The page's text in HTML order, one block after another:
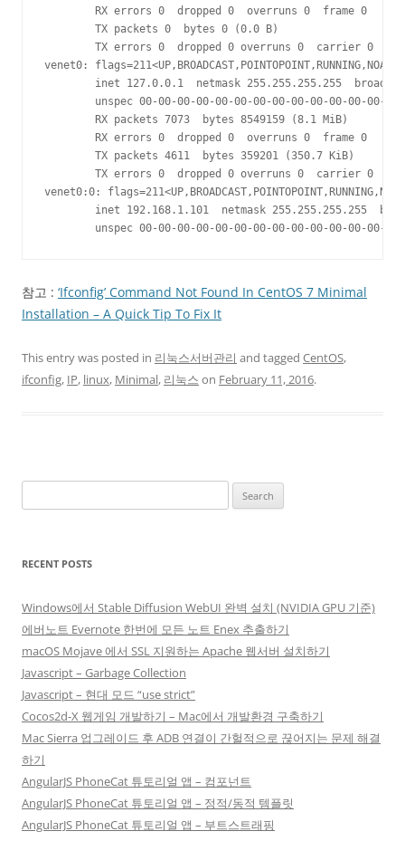
        RX errors 0  dropped 0  overruns 0  frame 0
        TX packets 0  bytes 0 (0.0 B)
TX errors 0  dropped 0 overruns 0  carrier 0
venet0:
inet 127.0.0.1  netmask 255.255.255.255
unspec 00-00-00-00-00-00-00-00-00-00-00-00-00-
        RX packets 7073  bytes 8549159 (8.1 MiB)
        RX errors 0  dropped 0  overruns 0  frame 0
        TX packets 4611  bytes 359201 (350.7 KiB)
TX errors 0  dropped 0 overruns 0  carrier 0
venet0:0:
inet 192.168.1.101  netmask 255.255.255.255
unspec 00-00-00-00-00-00-00-00-00-00-00-00-00-
참고 : ‘Ifconfig’ Command Not Found In CentOS 7 Minimal
Installation – A Quick Tip To Fix It
This entry was posted in 리눅스서버관리 and tagged CentOS,
ifconfig, IP, linux, Minimal, 리눅스 on February 11, 2016.
for:
RECENT POSTS
Windows에서 Stable Diffusion WebUI 완벽 설치 (NVIDIA GPU 기준)
에버노트 Evernote 한번에 모든 노트 Enex 추출하기
macOS Mojave 에서 SSL 지원하는 Apache 웹서버 설치하기
Javascript – Garbage Collection
Javascript – 현대 모드 “use strict”
Cocos2d-X 웹게임 개발하기 – Mac에서 개발환경 구축하기
Mac Sierra 업그레이드 후 ADB 연결이 간헐적으로 끊어지는 문제 해결
하기
AngularJS PhoneCat 튜토리얼 앱 – 컴포넌트
AngularJS PhoneCat 튜토리얼 앱 – 정적/동적 템플릿
AngularJS PhoneCat 튜토리얼 앱 – 부트스트래핑